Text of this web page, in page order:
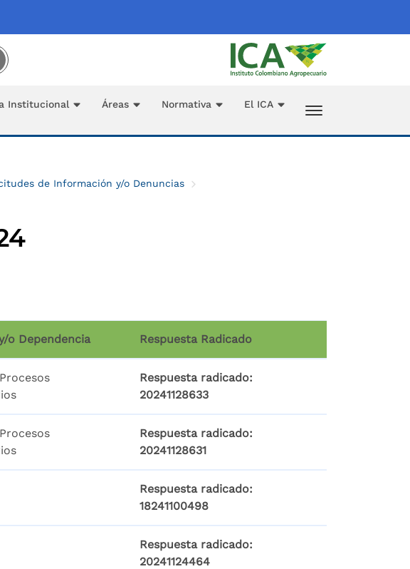
Institucional Áreas Normativa El ICA
de Información y/o Denuncias
o Dependencia Respuesta Radicado
Respuesta radicado:
20241128633
Respuesta radicado:
20241128631
Respuesta radicado:
18241100498
Respuesta radicado:
20241124464